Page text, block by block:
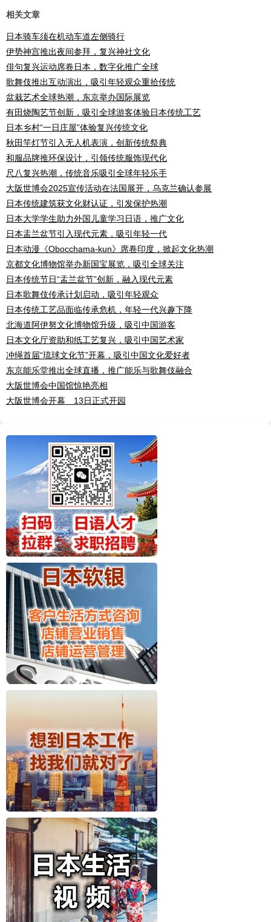
相关文章
日本骑车须在机动车道左侧骑行
伊势神宫推出夜间参拜，复兴神社文化
俳句复兴运动席卷日本，数字化推广全球
歌舞伎推出互动演出，吸引年轻观众重拾传统
盆栽艺术全球热潮，东京举办国际展览
有田烧陶艺节创新，吸引全球游客体验日本传统工艺
日本乡村“一日庄屋”体验复兴传统文化
秋田竿灯节引入无人机表演，创新传统祭典
和服品牌推环保设计，引领传统服饰现代化
尺八复兴热潮，传统音乐吸引全球年轻乐手
大阪世博会2025宣传活动在法国展开，乌克兰确认参展
日本传统建筑获文化财认证，引发保护热潮
日本大学学生助力外国儿童学习日语，推广文化
日本盂兰盆节引入现代元素，吸引年轻一代
日本动漫《Obocchama-kun》席卷印度，掀起文化热潮
京都文化博物馆举办新国宝展览，吸引全球关注
日本传统节日“盂兰盆节”创新，融入现代元素
日本歌舞伎传承计划启动，吸引年轻观众
日本传统工艺品面临传承危机，年轻一代兴趣下降
北海道阿伊努文化博物馆升级，吸引中国游客
日本文化厅资助和纸工艺复兴，吸引中国艺术家
冲绳首届“琉球文化节”开幕，吸引中国文化爱好者
东京能乐堂推出全球直播，推广能乐与歌舞伎融合
大阪世博会中国馆惊艳亮相
大阪世博会开幕 13日正式开园